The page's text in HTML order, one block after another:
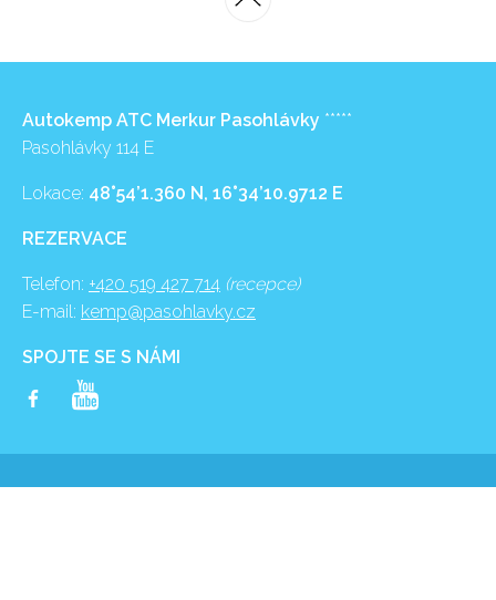
Autokemp ATC Merkur Pasohlávky *****
Pasohlávky 114 E
Lokace: 48°54’1.360 N, 16°34’10.9712 E
REZERVACE
Telefon: +420 519 427 714 (recepce)
E-mail: kemp@pasohlavky.cz
SPOJTE SE S NÁMI